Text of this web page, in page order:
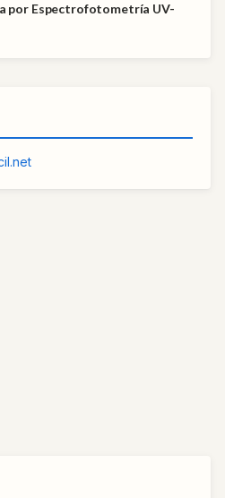
por Espectrofotometría UV-